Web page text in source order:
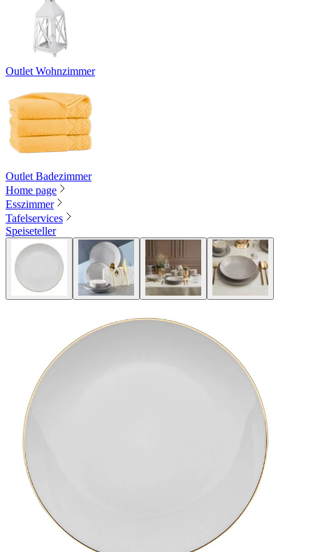
Outlet Wohnzimmer
Outlet Badezimmer
Home page
Esszimmer
Tafelservices
Speiseteller